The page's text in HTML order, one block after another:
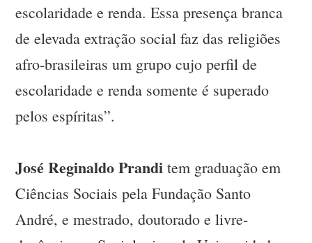
escolaridade e renda. Essa presença branca
de elevada extração social faz das religiões
afro-brasileiras um grupo cujo perfil de
escolaridade e renda somente é superado
pelos espíritas”.
José Reginaldo Prandi tem graduação em
Ciências Sociais pela Fundação Santo
André, e mestrado, doutorado e livre-